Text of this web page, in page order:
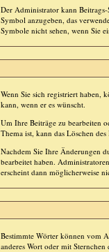
Der Administrator kann
Symbol anzugeben, das
Symbole nicht sehen, wenn Sie
Wenn Sie sich registriert haben,
kann, wenn er es wünscht.
Um Ihre Beiträge zu bearbeiten
Thema ist, kann das Löschen
Nachdem Sie Ihre Änderungen
bearbeitet haben.
erscheint dann möglicherweise
Bestimmte Wörter können vom
anderes Wort oder mit Sternchen